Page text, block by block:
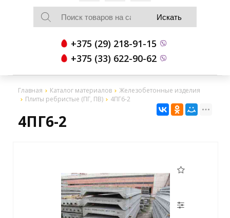
+375 (29) 218-91-15
+375 (33) 622-90-62
Главная Каталог материалов
Железобетонные изделия
Плиты ребристые (ПГ, ПВ)
4ПГ6-2
4ПГ6-2